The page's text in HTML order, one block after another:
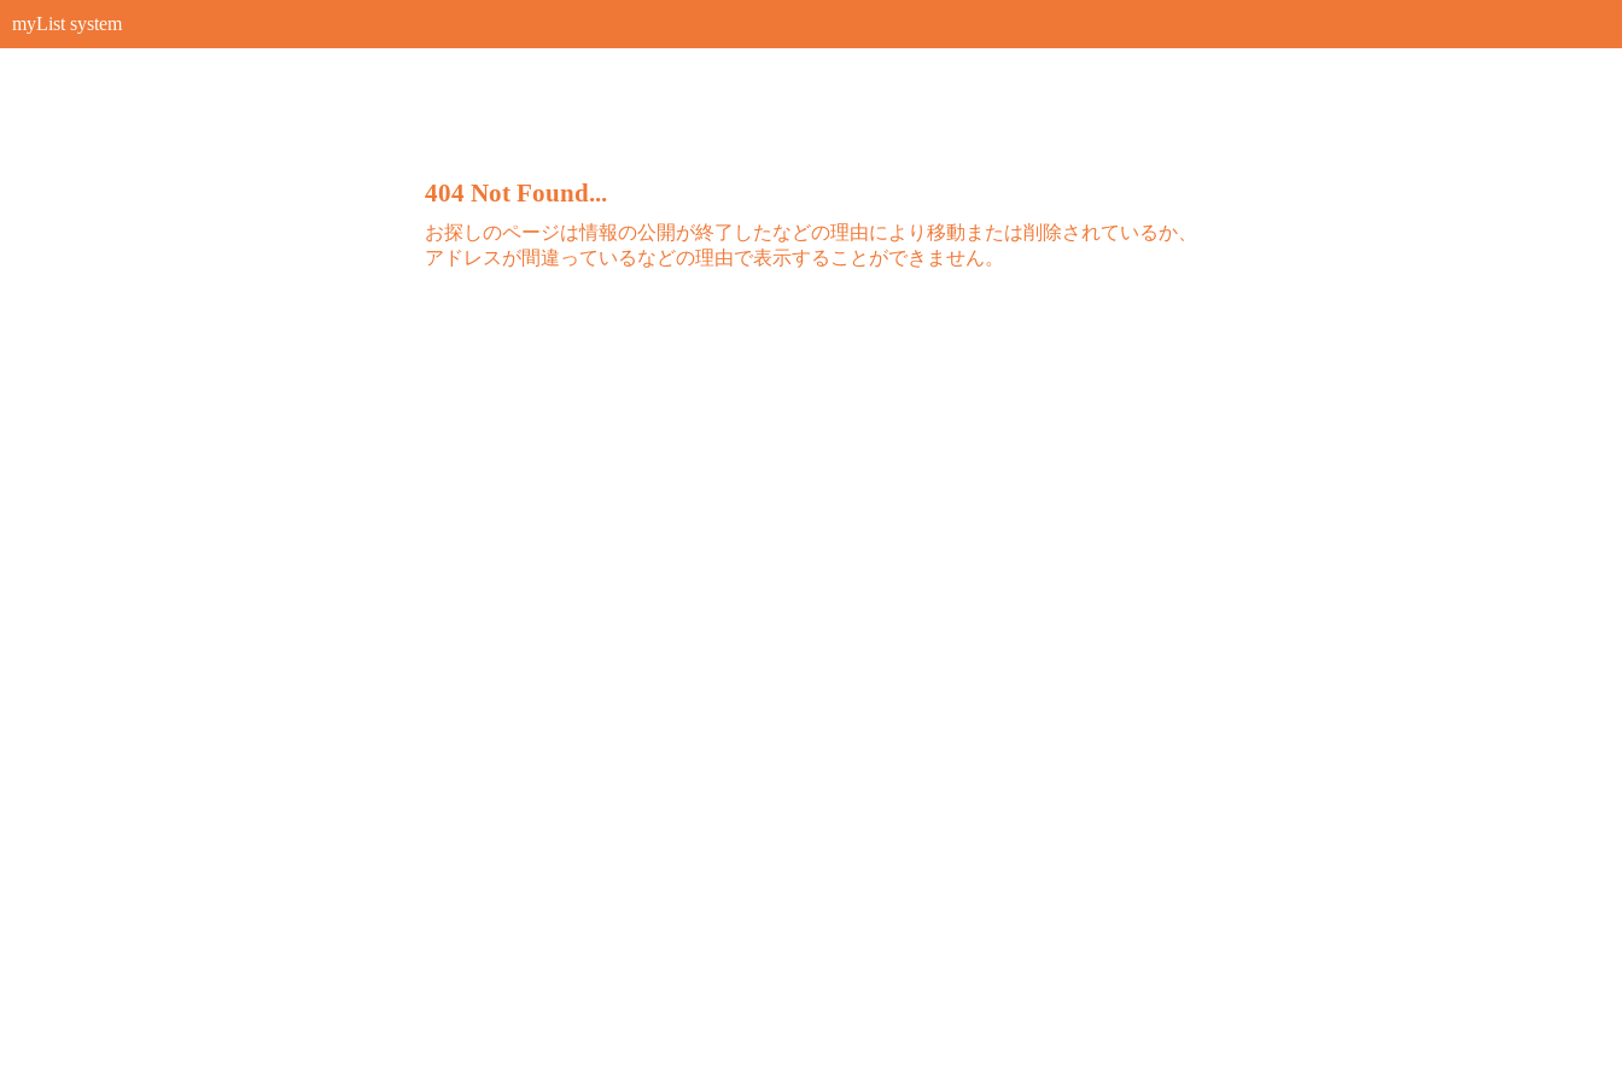
myList system
404 Not Found...
お探しのページは情報の公開が終了したなどの理由により移動または削除されているか、
アドレスが間違っているなどの理由で表示することができません。